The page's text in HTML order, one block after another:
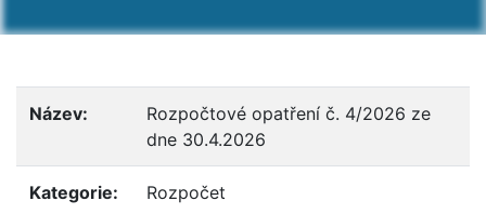
Detail dokumentu:
Název:
Rozpočtové opatření č. 4/2026 ze
dne 30.4.2026
Kategorie: Rozpočet